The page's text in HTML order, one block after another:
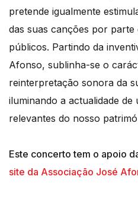
pretende igualmente
das suas canções por parte
públicos. Partindo da
Afonso, sublinha-se o
reinterpretação sonora da
iluminando a actualidade
relevantes do nosso
Este concerto tem o apoio
site da Associação José